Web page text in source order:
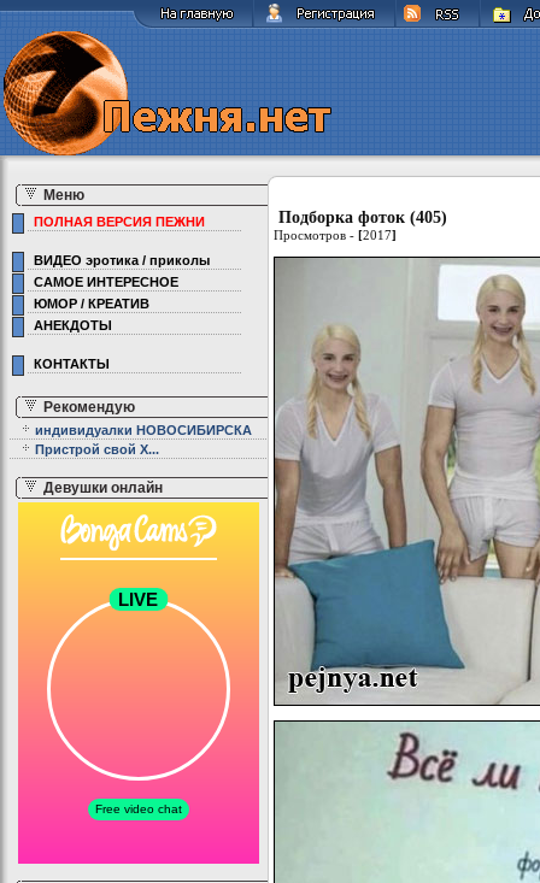
Меню
ПОЛНАЯ ВЕРСИЯ ПЕЖНИ
ВИДЕО эротика / приколы
САМОЕ ИНТЕРЕСНОЕ
ЮМОР / КРЕАТИВ
АНЕКДОТЫ
КОНТАКТЫ
Рекомендую
индивидуалки НОВОСИБИРСКА
Пристрой свой Х...
Девушки онлайн
Подборка фоток (405)
Просмотров - [2017]